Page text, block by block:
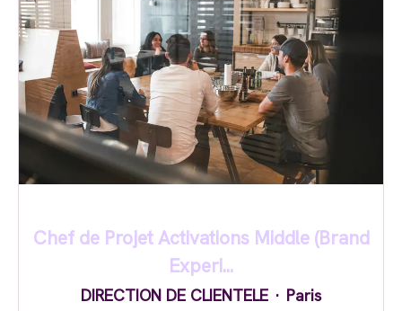
Chef de Projet Activations Middle (Brand
Experi...
DIRECTION DE CLIENTELE · Paris